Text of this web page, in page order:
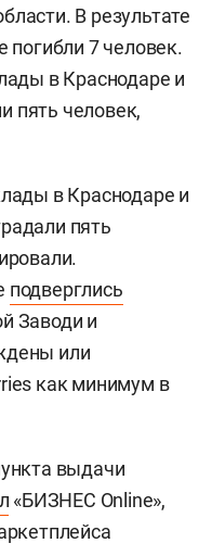
В результате
погибли 7 человек.
в Краснодаре и
пять человек,
в Краснодаре и
пять
подверглись
Заводи и
или
как минимум в
выдачи
«БИЗНЕС Online»,